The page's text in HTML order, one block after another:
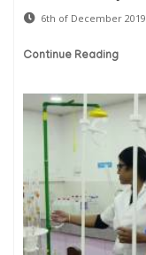
6th of December 2019
Continue Reading